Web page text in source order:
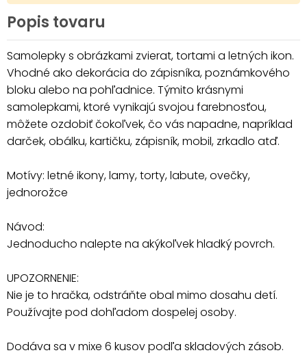
Popis tovaru
Samolepky s obrázkami zvierat, tortami a letných ikon.
Vhodné ako dekorácia do zápisníka, poznámkového
bloku alebo na pohľadnice. Týmito krásnymi
samolepkami, ktoré vynikajú svojou farebnosťou,
môžete ozdobiť čokoľvek, čo vás napadne, napríklad
darček, obálku, kartičku, zápisník, mobil, zrkadlo atď.
Motívy: letné ikony, lamy, torty, labute, ovečky,
jednorožce
Návod:
Jednoducho nalepte na akýkoľvek hladký povrch.
UPOZORNENIE:
Nie je to hračka, odstráňte obal mimo dosahu detí.
Používajte pod dohľadom dospelej osoby.
Dodáva sa v mixe 6 kusov podľa skladových zásob.